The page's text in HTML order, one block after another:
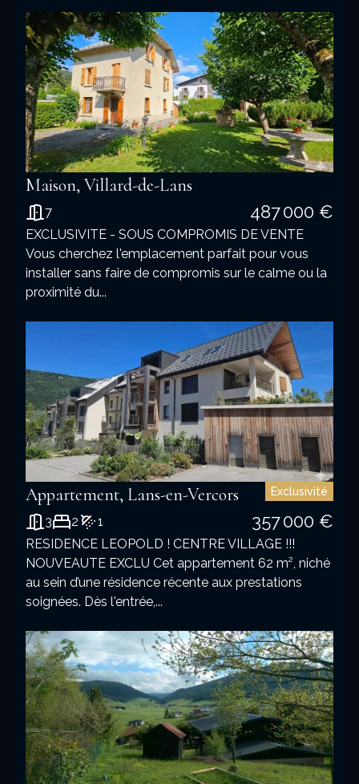
Maison, Villard-de-Lans
7 487 000 €
EXCLUSIVITE - SOUS COMPROMIS DE VENTE
Vous cherchez l'emplacement parfait pour vous
installer sans faire de compromis sur le calme ou la
proximité du...
Appartement, Lans-en-Vercors Exclusivité
3 2 1 357 000 €
RESIDENCE LEOPOLD ! CENTRE VILLAGE !!!
NOUVEAUTE EXCLU Cet appartement 62 m², niché
au sein d’une résidence récente aux prestations
soignées. Dès l'entrée,...